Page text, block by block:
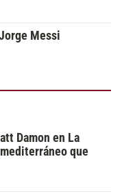
Messi
Damon en La
que